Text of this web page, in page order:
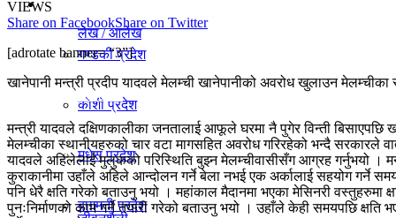
प्रदेश
गण्डकी प्रदेश
काेशी प्रदेश
मधेस प्रदेश
बागमती प्रदेश
लेख / आलेख
खेलकुद समाचार
विविध
VIEWS
Share on FacebookShare on Twitter
[adrotate banner= “3”]
खानेपानी मन्त्री प्रदीप यादवले मेलम्ची खानेपानीको अवरोध खुलाउन
मन्त्री यादवले दक्षिणकालीका जनतालाई आफूले घरमा नै पुगेर विन्ती
मेलम्चीका स्थानीयहरुको चार वटा मागसहित अवरोध गरिरहेको भन्दै सरकारले
यादवले अहिलेलाई मुलुकको परिस्थिति बुझ्न मेलम्चीवासीसँग आग्रह गर्नुभयो ।
कुराकानीमा उहाँले अहिले आन्दोलन गर्ने बेला नभई एक अर्कालाई सहयोग गर्ने
पनि धेरै क्षति गरेको बताउनु भयो । महांकाल मैदानमा भएका मेसिनरी वस्तुहरुमा
पुनःनिर्माणको काम गर्ने तयारी गरेको बताउनु भयो । उहाँले केही समयपछि